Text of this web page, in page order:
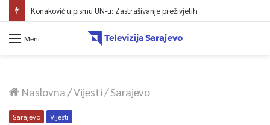
Konaković u pismu UN-u: Zastrašivanje preživjelih
Meni
Naslovna/Vijesti/Sarajevo
Sarajevo Vijesti